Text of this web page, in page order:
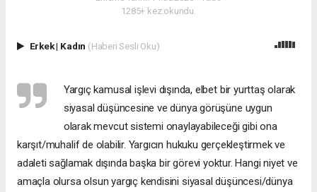
1285+ kez okundu.
Erkek| Kadın (Haberi Sesli Oku)
Yargıç kamusal işlevi dışında, elbet bir yurttaş olarak
siyasal düşüncesine ve dünya görüşüne uygun
olarak mevcut sistemi onaylayabileceği gibi ona
karşıt/muhalif de olabilir. Yargıcın hukuku gerçekleştirmek ve
adaleti sağlamak dışında başka bir görevi yoktur. Hangi niyet ve
amaçla olursa olsun yargıç kendisini siyasal düşüncesi/dünya